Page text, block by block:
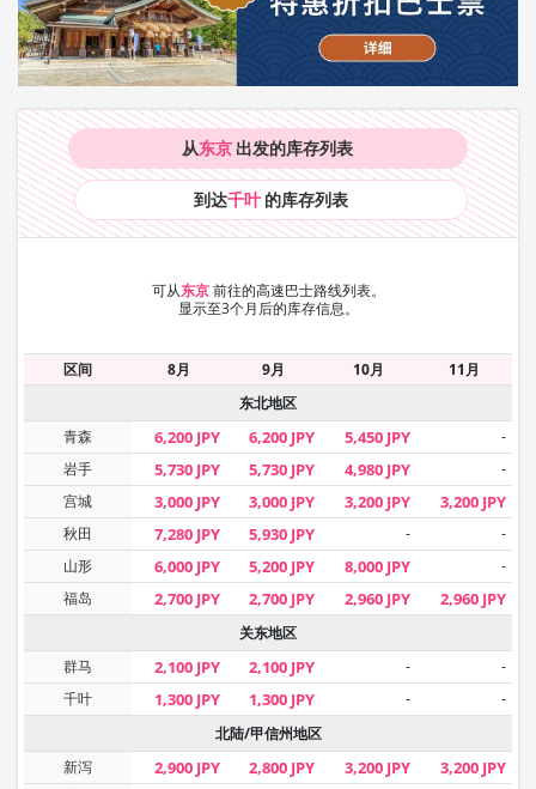
从东京 出发的库存列表
到达千叶 的库存列表
可从东京 前往的高速巴士路线列表。
显示至3个月后的库存信息。
区间 8月 9月 10月
11月
东北地区
青森
6,200 JPY 6,200 JPY 5,450 JPY
-
岩手
5,730 JPY 5,730 JPY 4,980 JPY
-
宫城
3,000 JPY 3,000 JPY 3,200 JPY 3,200 JPY
秋田 7,280 JPY 5,930 JPY -
-
山形
6,000 JPY 5,200 JPY 8,000 JPY
-
福岛
2,700 JPY 2,700 JPY 2,960 JPY 2,960 JPY
关东地区
群马
2,100 JPY 2,100 JPY -
-
千叶
1,300 JPY 1,300 JPY -
-
北陆/甲信州地区
新泻
2,900 JPY 2,800 JPY 3,200 JPY 3,200 JPY